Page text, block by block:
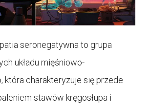
seronegatywna to grupa
układu mięśniowo-
która charakteryzuje się przede
stawów kręgosłupa i